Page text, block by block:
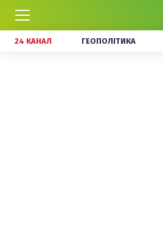
24 КАНАЛ ГЕОПОЛІТИКА